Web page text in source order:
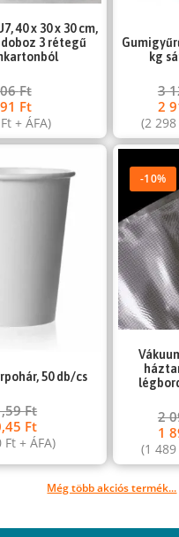
40 x 30 x 30 cm,
3 rétegű
Ft
Ft
Ft+ ÁFA)
kg
3
2
(2 298
50 db/cs
Ft
Ft
Ft + ÁFA)
-10%
2
1
(1 489
Még több akciós termék...